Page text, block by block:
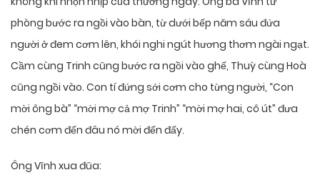
phòng bước ra ngồi vào bàn, từ dưới bếp năm sáu đứa
người ở đem cơm lên, khói nghi ngút hương thơm ngài ngạt.
Cầm cùng Trinh cũng bước ra ngồi vào ghế, Thuỳ cùng Hoà
cũng ngồi vào. Con tí đứng sới cơm cho từng người, “Con
mời ông bà” “mời mợ cả mợ Trinh” “mời mợ hai, cô út” đưa
chén cơm đến đâu nó mời đến đấy.
Ông Vĩnh xua đũa: